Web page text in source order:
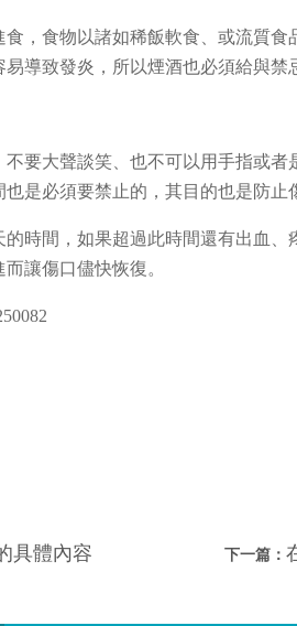
，食物以諸如稀飯軟食、或流質
導致發炎，所以煙酒也必須給與禁
要大聲談笑、也不可以用手指或者
是必須要禁止的，其目的也是防止
時間，如果超過此時間還有出血、
讓傷口儘快恢復。
具體內容 下一篇：